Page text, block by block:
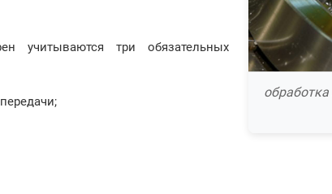
обработка
учитываются три обязательных